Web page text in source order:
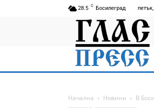
28.5 C Босилеград
Начална Новини В